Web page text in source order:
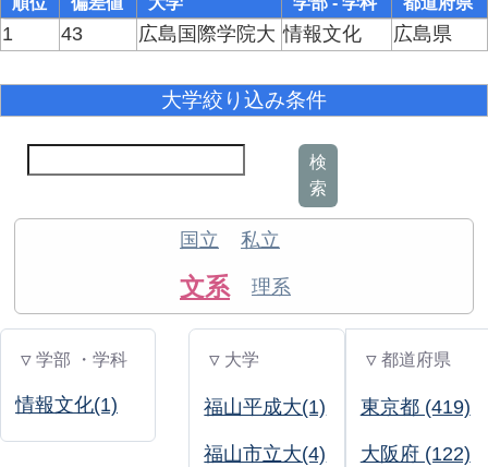
1 43 広島国際学院大 情報文化 広島県
大学絞り込み条件
検
索
国立 私立
文系 理系
▽ 学部 ・学科
情報文化(1)
▽ 大学
福山平成大(1)
福山市立大(4)
▽ 都道府県
東京都 (419)
大阪府 (122)